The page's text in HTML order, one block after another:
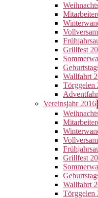
Grillfest
Wallfahrt
Törggelen
Vereinsjahr 2016
Grillfest
Wallfahrt
Törggelen